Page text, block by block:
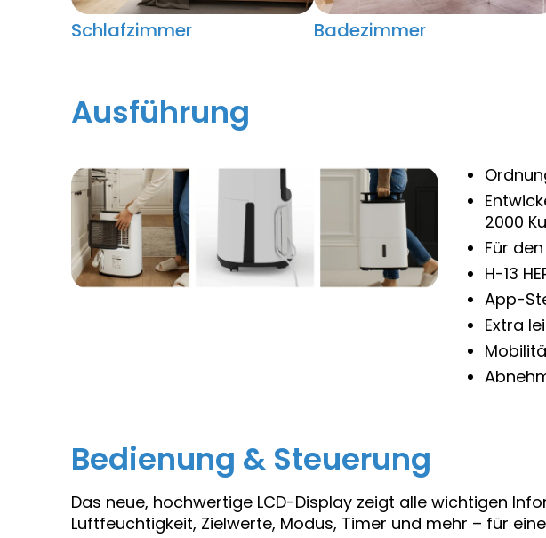
Schlafzimmer Badezimmer
Ausführung
2000
Für
H-13
App-
Extra
Bedienung & Steuerung
Das neue, hochwertige LCD-Display zeigt alle wichtigen
Luftfeuchtigkeit, Zielwerte, Modus, Timer und mehr – für